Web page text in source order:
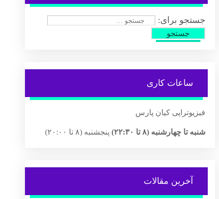
جستجو برای:
ساعات کاری
فیزیوتراپی کیان پارس
شنبه تا چهارشنبه (۸ تا ۲۲:۳۰) پنجشنبه (۸ تا ۲۰:۰۰)
آخرین مقالات